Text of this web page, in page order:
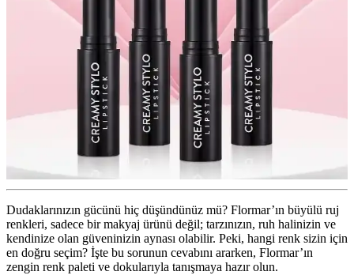
Dudaklarınızın gücünü hiç düşündünüz mü? Flormar’ın büyülü ruj
renkleri, sadece bir makyaj ürünü değil; tarzınızın, ruh halinizin ve
kendinize olan güveninizin aynası olabilir. Peki, hangi renk sizin için
en doğru seçim? İşte bu sorunun cevabını ararken, Flormar’ın
zengin renk paleti ve dokularıyla tanışmaya hazır olun.